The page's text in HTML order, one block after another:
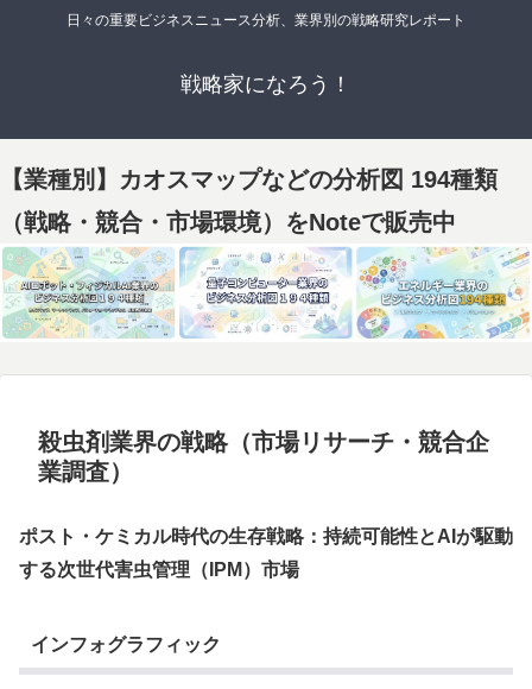
日々の重要ビジネスニュース分析、業界別の戦略研究レポート
戦略家になろう！
【業種別】カオスマップなどの分析図 194種類
（戦略・競合・市場環境）をNoteで販売中
殺虫剤業界の戦略（市場リサーチ・競合企
業調査）
ポスト・ケミカル時代の生存戦略：持続可能性とAIが駆動
する次世代害虫管理（IPM）市場
インフォグラフィック